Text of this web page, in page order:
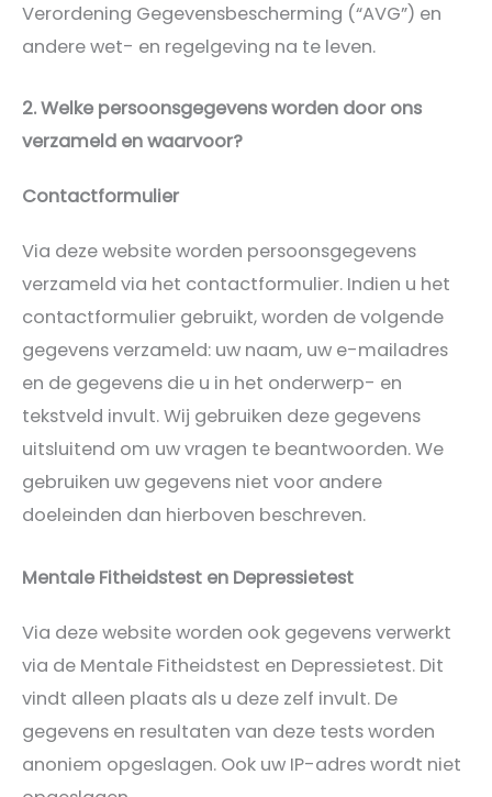
Verordening Gegevensbescherming (“AVG”) en
andere wet- en regelgeving na te leven.
2. Welke persoonsgegevens worden door ons
verzameld en waarvoor?
Contactformulier
Via deze website worden persoonsgegevens
verzameld via het contactformulier. Indien u het
contactformulier gebruikt, worden de volgende
gegevens verzameld: uw naam, uw e-mailadres
en de gegevens die u in het onderwerp- en
tekstveld invult. Wij gebruiken deze gegevens
uitsluitend om uw vragen te beantwoorden. We
gebruiken uw gegevens niet voor andere
doeleinden dan hierboven beschreven.
Mentale Fitheidstest en Depressietest
Via deze website worden ook gegevens verwerkt
via de Mentale Fitheidstest en Depressietest. Dit
vindt alleen plaats als u deze zelf invult. De
gegevens en resultaten van deze tests worden
anoniem opgeslagen. Ook uw IP-adres wordt niet